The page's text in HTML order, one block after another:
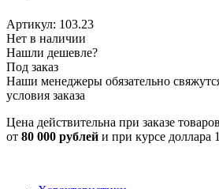
Артикул: 103.23
Нет в наличии
Нашли дешевле?
Под заказ
Наши менеджеры обязательно
условия заказа
Цена действительна при заказе
от 80 000 рублей и при курсе доллара